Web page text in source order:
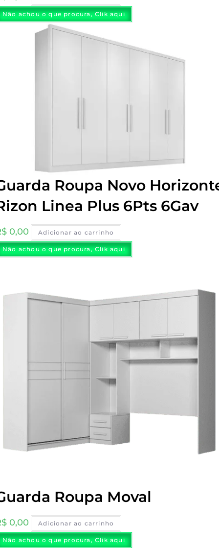
Não achou o que procura, Clik aqui
Roupa Novo
Linea Plus 6Pts 6Gav
0,00 Adicionar ao carrinho
Não achou o que procura, Clik aqui
Roupa Moval
0,00 Adicionar ao carrinho
Não achou o que procura, Clik aqui